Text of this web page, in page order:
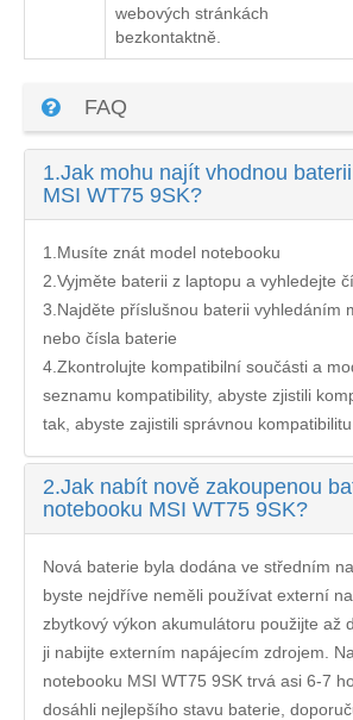
webových stránkách
bezkontaktně.
FAQ
1.Jak mohu najít vhodnou
MSI WT75 9SK?
1.Musíte znát model notebooku
2.Vyjměte baterii z laptopu a vyhledejte
3.Najděte příslušnou baterii vyhledáním
nebo čísla baterie
4.Zkontrolujte kompatibilní součásti a
seznamu kompatibility, abyste zjistili
tak, abyste zajistili správnou
2.Jak nabít nově zakoupenou
notebooku MSI WT75 9SK?
Nová baterie byla dodána ve středním
byste nejdříve neměli používat externí
zbytkový výkon akumulátoru použijte až
ji nabijte externím napájecím zdrojem.
notebooku MSI WT75 9SK trvá asi 6-7
dosáhli nejlepšího stavu baterie,